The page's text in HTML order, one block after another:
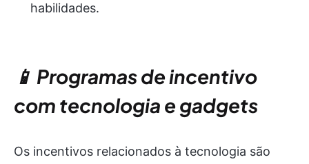
habilidades.
📱 Programas de incentivo
com tecnologia e gadgets
Os incentivos relacionados à tecnologia são